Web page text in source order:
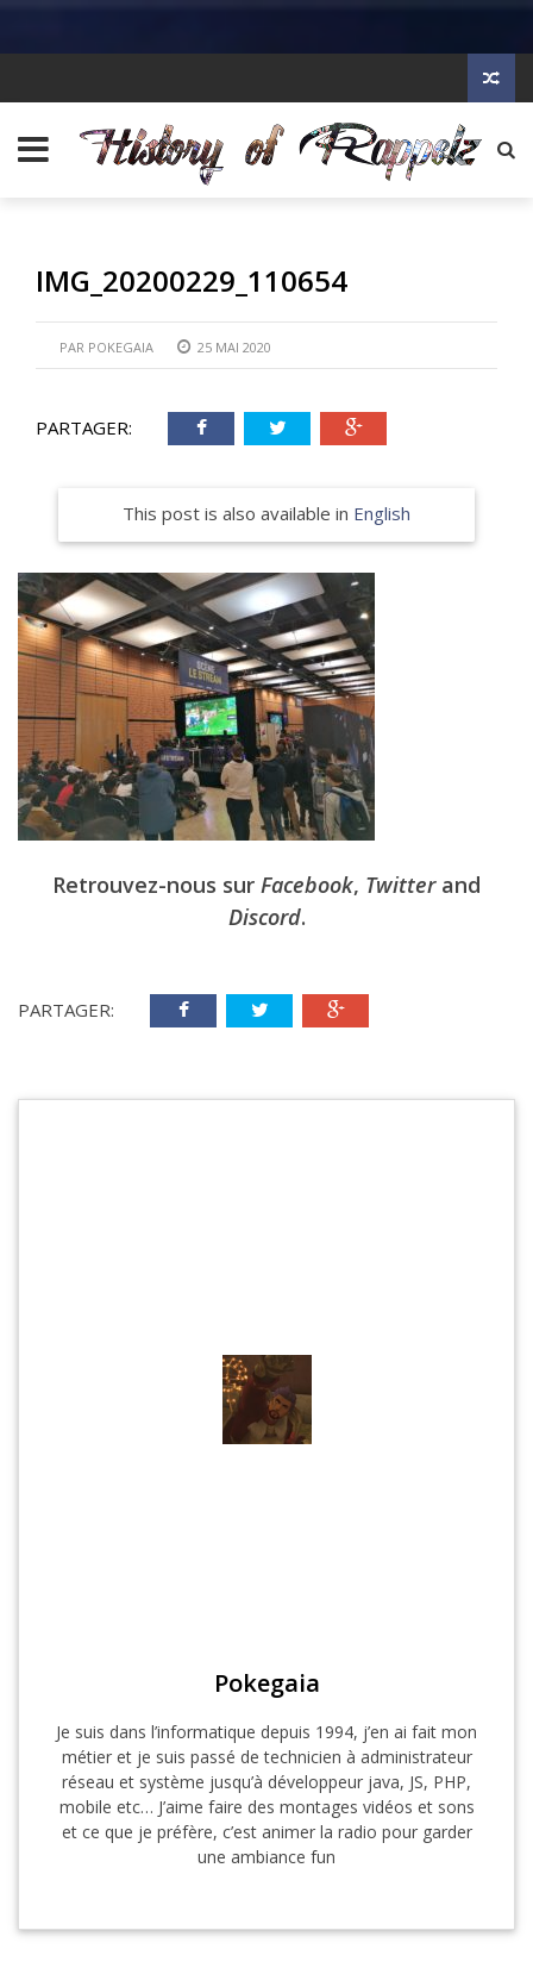
IMG_20200229_110654
PAR POKEGAIA 25 MAI 2020
PARTAGER:
This post is also available in English
Retrouvez-nous sur Facebook, Twitterand
Discord.
PARTAGER:
Pokegaia
Je suis dans l’informatique depuis 1994, j’en ai fait mon
métier et je suis passé de technicien à administrateur
réseau et système jusqu’à développeur java, JS, PHP,
mobile etc… J’aime faire des montages vidéos et sons
et ce que je préfère, c’est animer la radio pour garder
une ambiance fun